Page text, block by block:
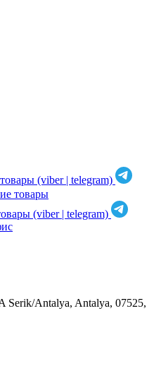
(viber | telegram)
товары
(viber | telegram)
Serik/Antalya, Antalya, 07525,